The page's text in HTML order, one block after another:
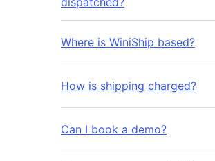
Where is WiniShip based?
How is shipping charged?
Can I book a demo?